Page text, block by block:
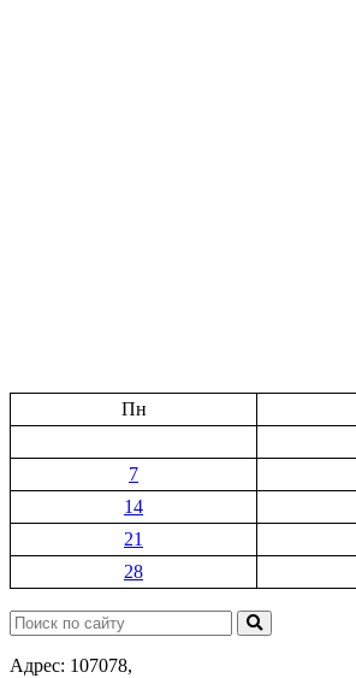
Пн
7
14
21
28
Поиск:
Адрес: 107078,